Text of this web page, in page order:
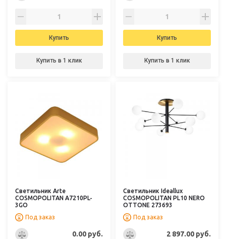
Купить
Купить в 1 клик
Купить
Купить в 1 клик
Светильник Arte
COSMOPOLITAN A7210PL-
3GO
Под заказ
0.00 руб.
Светильник Ideallux
COSMOPOLITAN PL10 NERO
OTTONE 273693
Под заказ
2 897.00 руб.